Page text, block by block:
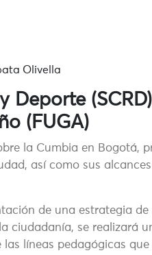
Olivella
Deporte
(FUGA)
la Cumbia en Bogotá,
así como sus
de una estrategia de
ciudadanía, se realizará
líneas pedagógicas